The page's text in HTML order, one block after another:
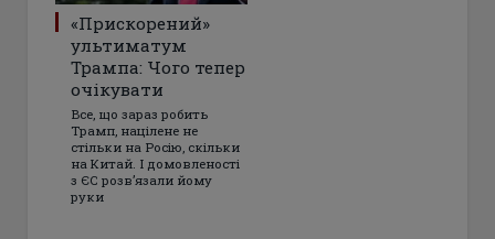
«Прискорений»
ультиматум
Трампа: Чого тепер
очікувати
Все, що зараз робить
Трамп, націлене не
стільки на Росію, скільки
на Китай. І домовленості
з ЄС розвʼязали йому
руки